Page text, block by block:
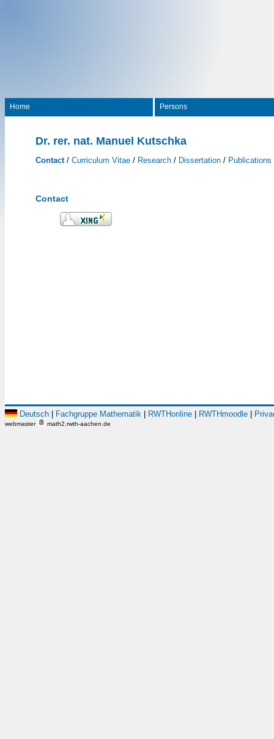
Home Persons
Dr. rer. nat. Manuel Kutschka
Contact/ Curriculum Vitae / Research / Dissertation / Publications
Contact
Deutsch Fachgruppe Mathematik RWTHonline RWTHmoodle
webmaster math2.rwth-aachen.de